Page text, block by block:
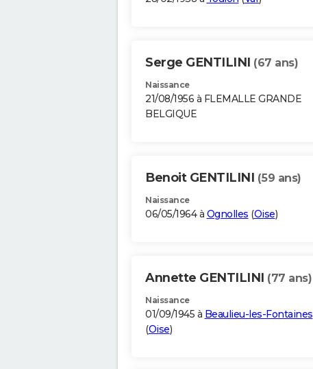
Serge GENTILINI (67 ans)
Naissance
21/08/1956 à FLEMALLE GRANDE
BELGIQUE
Benoit GENTILINI (59 ans)
Naissance
06/05/1964 à Ognolles (Oise)
Annette GENTILINI (77 ans)
Naissance
01/09/1945 à Beaulieu-les-Fontaines
(Oise)